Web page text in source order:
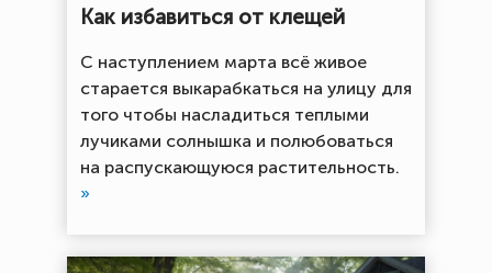
Как избавиться от клещей
С наступлением марта всё живое
старается выкарабкаться на улицу для
того чтобы насладиться теплыми
лучиками солнышка и полюбоваться
на распускающуюся растительность.
»